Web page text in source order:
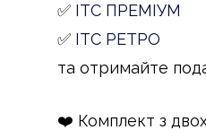
✅ ІТС ПРЕМІУМ
✅ ІТС РЕТРО
та отримайте
❤️ Комплект з